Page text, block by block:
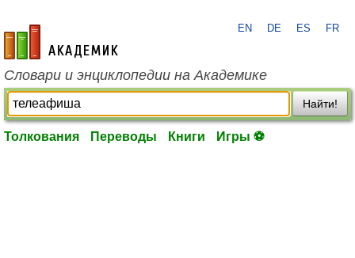
academic.ru
EN DE ES FR
Словари и энциклопедии на Академике
Найти!
Толкования Переводы Книги Игры ⚽